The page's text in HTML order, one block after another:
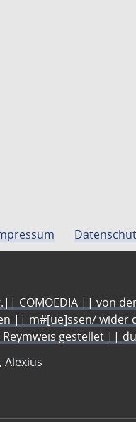
COMOEDIA || von
|| m#[ue]ssen/ wider
gestellet ||
Alexius